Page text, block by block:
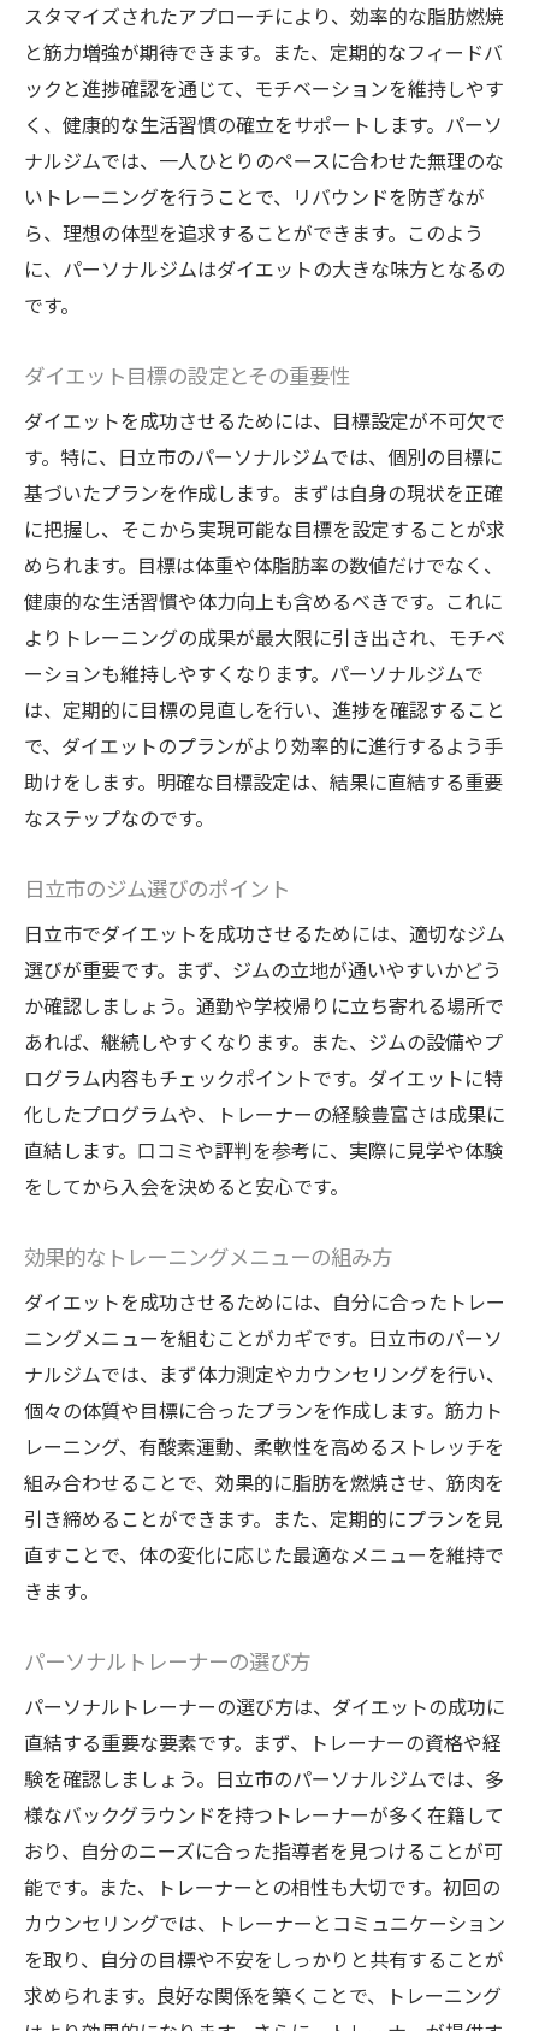
日立市のパーソナルジムで理想の体型を目指す
具体的な方法
個別にカスタマイズされたトレーニングメ
ニュー
食事指導の内容と実践方法
モチベーションを維持するためのサポート
結果を出すための継続のコツ
トレーニングの進捗を測る方法
の選び方
信頼できるジムの見分け方
トレーナーの資格と経験を確認する
体験レッスンを活用する方法
施設の設備と環境をチェックする
料金体系と契約内容の確認
口コミや評判の活用法
理想の体型へ導くパーソナルジムのダイエット
プログラムの魅力
専門家による個別カウンセリング
プログラムの柔軟性と適応力
コミュニティの力を活用する
目標達成までのサポート体制
日立市のパーソナルジムで得られるダイエット
の成功体験の共有
成功事例紹介とその背景
異なるニーズに応じたアプローチ
学んだことを他の生活面にも応用する
挑戦と達成感の重要性
経験者の声から学ぶこと
パーソナルジムの専門家が語る成功するダイエ
ットの秘訣
失敗しないダイエットのポイント
目標設定の精度を上げる方法
心と体のバランスを保つ重要性
生活習慣を見直すタイミング
専門家の視点で見る成果の指標
日立市で健康的にダイエットを続けるためのモ
チベーション維持法
目標を明確にし続ける方法
小さな成功を積み重ねる
サポートを受けることの意義
ストレス管理とリラクゼーションの重要性
フィードバックを活用するメリット
新しいチャレンジを取り入れる
スタマイズされたアプローチにより、効率的な脂肪燃焼
と筋力増強が期待できます。また、定期的なフィードバ
ックと進捗確認を通じて、モチベーションを維持しやす
く、健康的な生活習慣の確立をサポートします。パーソ
ナルジムでは、一人ひとりのペースに合わせた無理のな
いトレーニングを行うことで、リバウンドを防ぎなが
ら、理想の体型を追求することができます。このよう
に、パーソナルジムはダイエットの大きな味方となるの
です。
ダイエット目標の設定とその重要性
ダイエットを成功させるためには、目標設定が不可欠で
す。特に、日立市のパーソナルジムでは、個別の目標に
基づいたプランを作成します。まずは自身の現状を正確
に把握し、そこから実現可能な目標を設定することが求
められます。目標は体重や体脂肪率の数値だけでなく、
健康的な生活習慣や体力向上も含めるべきです。これに
よりトレーニングの成果が最大限に引き出され、モチベ
ーションも維持しやすくなります。パーソナルジムで
は、定期的に目標の見直しを行い、進捗を確認すること
で、ダイエットのプランがより効率的に進行するよう手
助けをします。明確な目標設定は、結果に直結する重要
なステップなのです。
日立市のジム選びのポイント
日立市でダイエットを成功させるためには、適切なジム
選びが重要です。まず、ジムの立地が通いやすいかどう
か確認しましょう。通勤や学校帰りに立ち寄れる場所で
あれば、継続しやすくなります。また、ジムの設備やプ
ログラム内容もチェックポイントです。ダイエットに特
化したプログラムや、トレーナーの経験豊富さは成果に
直結します。口コミや評判を参考に、実際に見学や体験
をしてから入会を決めると安心です。
効果的なトレーニングメニューの組み方
ダイエットを成功させるためには、自分に合ったトレー
ニングメニューを組むことがカギです。日立市のパーソ
ナルジムでは、まず体力測定やカウンセリングを行い、
個々の体質や目標に合ったプランを作成します。筋力ト
レーニング、有酸素運動、柔軟性を高めるストレッチを
組み合わせることで、効果的に脂肪を燃焼させ、筋肉を
引き締めることができます。また、定期的にプランを見
直すことで、体の変化に応じた最適なメニューを維持で
きます。
パーソナルトレーナーの選び方
パーソナルトレーナーの選び方は、ダイエットの成功に
直結する重要な要素です。まず、トレーナーの資格や経
験を確認しましょう。日立市のパーソナルジムでは、多
様なバックグラウンドを持つトレーナーが多く在籍して
おり、自分のニーズに合った指導者を見つけることが可
能です。また、トレーナーとの相性も大切です。初回の
カウンセリングでは、トレーナーとコミュニケーション
を取り、自分の目標や不安をしっかりと共有することが
求められます。良好な関係を築くことで、トレーニング